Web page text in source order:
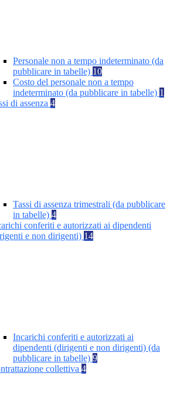
Personale non a tempo indeterminato (da
pubblicare in tabelle) 10
Costo del personale non a tempo
indeterminato (da pubblicare in tabelle) 1
di assenza 4
Tassi di assenza trimestrali (da pubblicare
in tabelle) 4
conferiti e autorizzati ai dipendenti
e non dirigenti) 14
Incarichi conferiti e autorizzati ai
dipendenti (dirigenti e non dirigenti) (da
pubblicare in tabelle) 9
collettiva 4